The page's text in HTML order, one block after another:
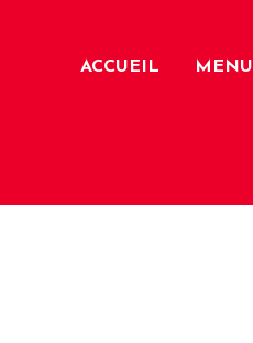
ACCUEIL MENU